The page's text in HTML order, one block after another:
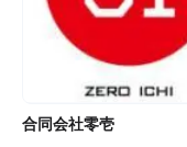
合同会社零壱